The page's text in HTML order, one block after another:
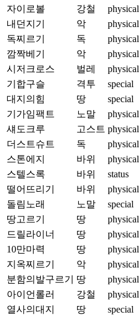
자이로볼
강철 physical
내던지기
악 physical
독찌르기
독 physical
깜짝베기
악 physical
시저크로스
벌레 physical
기합구슬
격투 special
대지의힘
땅 special
기가임팩트
노말 physical
섀도크루
고스트 physical
더스트슈트
독 physical
스톤에지
바위 physical
스텔스록
바위 status
떨어뜨리기
바위 physical
돌림노래
노말 special
땅고르기
땅 physical
드릴라이너
땅 physical
10만마력
땅 physical
지옥찌르기
악 physical
분함의발구르기
땅 physical
아이언롤러
강철 physical
열사의대지
땅 special